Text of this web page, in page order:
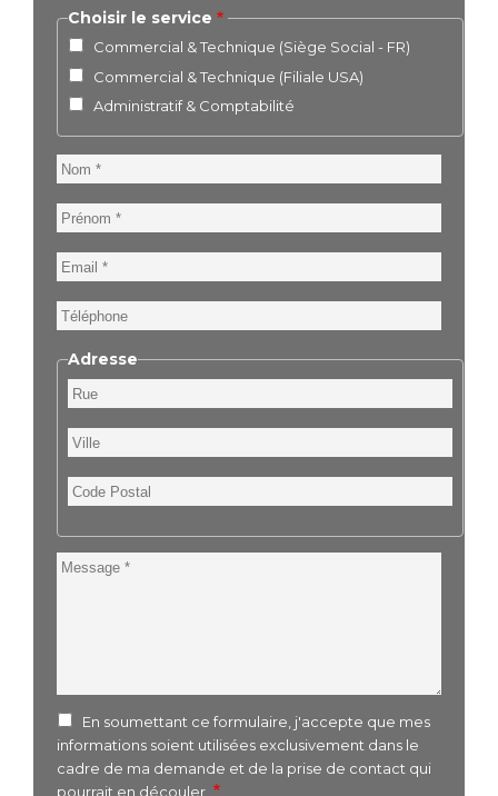
Choisir le service
Commercial & Technique (Siège Social - FR)
Commercial & Technique (Filiale USA)
Administratif & Comptabilité
Nom
Prénom
Email
Téléphone
Adresse
Rue
Ville
Code
Postal
Message
En soumettant ce formulaire, j'accepte que mes
informations soient utilisées exclusivement dans le
cadre de ma demande et de la prise de contact qui
pourrait en découler